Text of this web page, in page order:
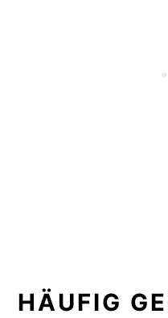
HÄUFIG